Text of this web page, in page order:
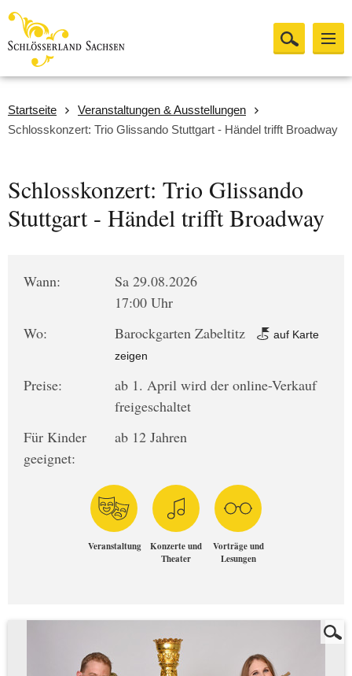
Startseite
Veranstaltungen & Ausstellungen
Schlosskonzert: Trio Glissando Stuttgart - Händel trifft Broadway
Schlosskonzert: Trio Glissando
Stuttgart - Händel trifft Broadway
Wann:
Sa 29.08.2026
17:00 Uhr
Wo:
Barockgarten Zabeltitz
auf Karte
zeigen
Preise:
ab 1. April wird der online-Verkauf
freigeschaltet
Für Kinder
geeignet:
ab 12 Jahren
Veranstaltung
Konzerte und
Theater
Vorträge und
Lesungen